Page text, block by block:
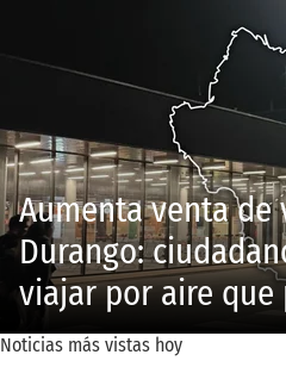
Aumenta venta de
Durango:
viajar por aire
Noticias más vistas hoy